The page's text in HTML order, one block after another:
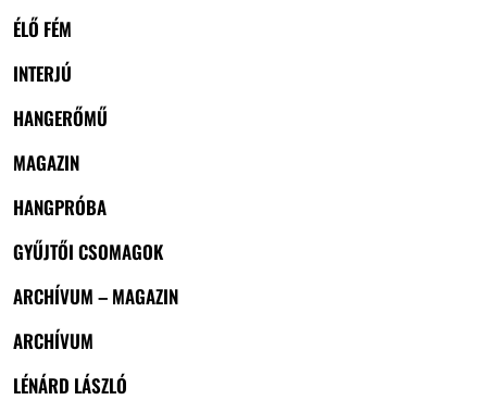
ÉLŐ FÉM
INTERJÚ
HANGERŐMŰ
MAGAZIN
HANGPRÓBA
GYŰJTŐI CSOMAGOK
ARCHÍVUM – MAGAZIN
ARCHÍVUM
LÉNÁRD LÁSZLÓ